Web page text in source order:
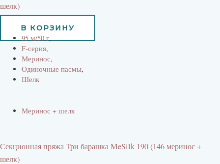
шелк)
660руб
В КОРЗИНУ
95 м/50 г,
F-серия,
Меринос,
Одиночные пасмы,
Шелк
Меринос + шелк
Секционная пряжа Три барашка MeSilk 190 (146 меринос +
шелк)